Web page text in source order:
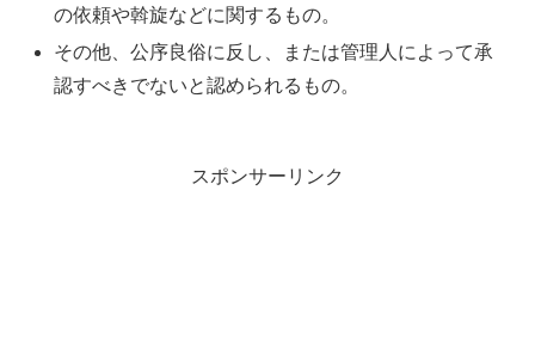
の依頼や斡旋などに関するもの。
その他、公序良俗に反し、または管理人によって承
認すべきでないと認められるもの。
スポンサーリンク